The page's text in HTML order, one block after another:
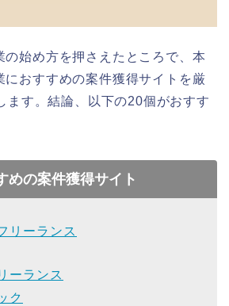
の始め方を押さえたところで、本
おすすめの案件獲得サイトを厳
ます。結論、以下の20個がおすす
めの案件獲得サイト
リーランス
ーランス
ク